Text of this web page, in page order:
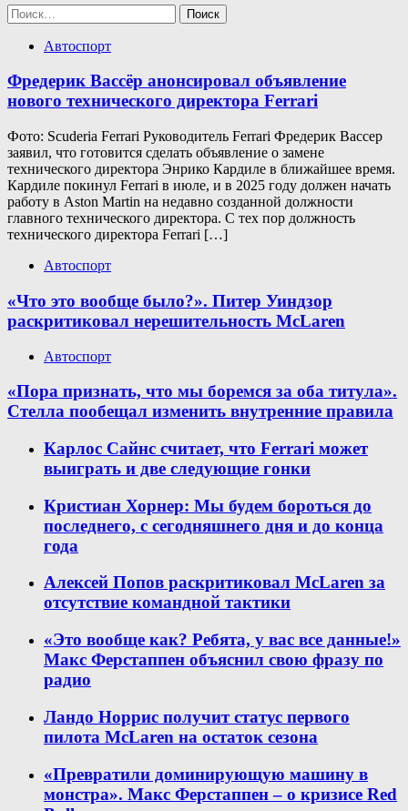
Найти:
Автоспорт
Фредерик Вассёр анонсировал объявление
нового технического директора Ferrari
Фото: Scuderia Ferrari Руководитель Ferrari Фредерик Вассер
заявил, что готовится сделать объявление о замене
технического директора Энрико Кардиле в ближайшее время.
Кардиле покинул Ferrari в июле, и в 2025 году должен начать
работу в Aston Martin на недавно созданной должности
главного технического директора. С тех пор должность
технического директора Ferrari […]
Автоспорт
«Что это вообще было?». Питер Уиндзор
раскритиковал нерешительность McLaren
Автоспорт
«Пора признать, что мы боремся за оба титула».
Стелла пообещал изменить внутренние правила
Карлос Сайнс считает, что Ferrari может
выиграть и две следующие гонки
Кристиан Хорнер: Мы будем бороться до
последнего, с сегодняшнего дня и до конца
года
Алексей Попов раскритиковал McLaren за
отсутствие командной тактики
«Это вообще как? Ребята, у вас все данные!»
Макс Ферстаппен объяснил свою фразу по
радио
Ландо Норрис получит статус первого
пилота McLaren на остаток сезона
«Превратили доминирующую машину в
монстра». Макс Ферстаппен – о кризисе Red